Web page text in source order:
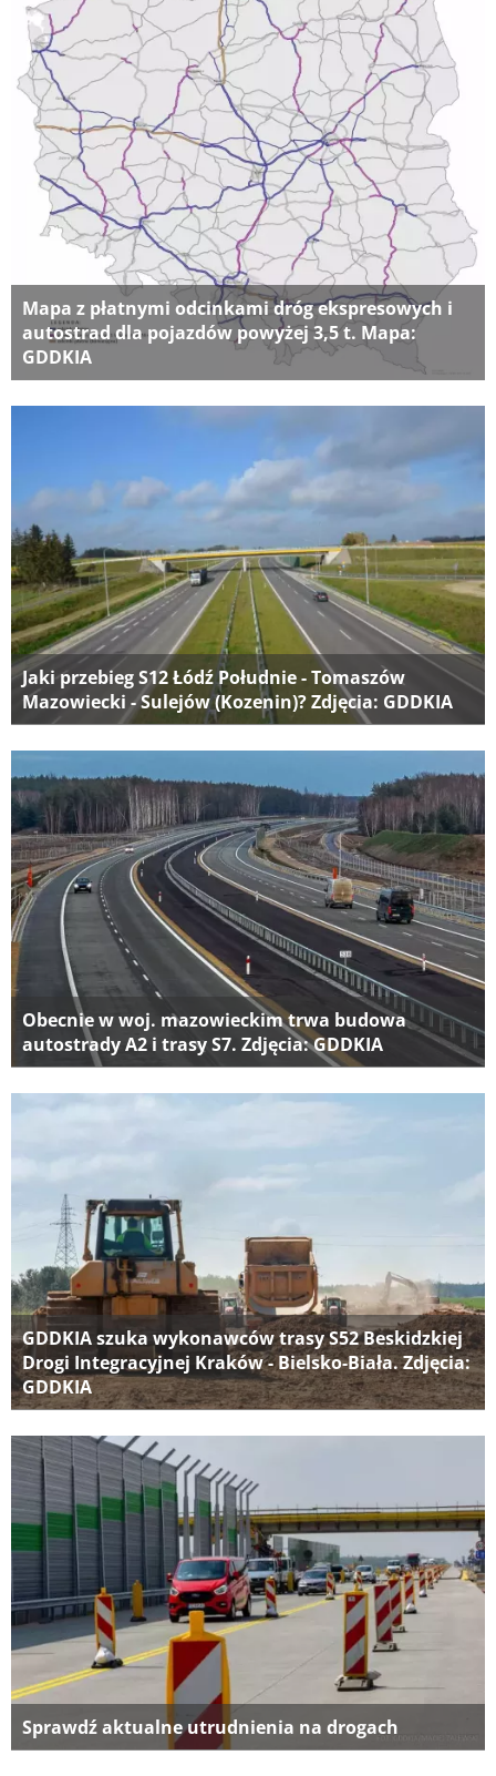
Mapa z płatnymi odcinkami dróg ekspresowych i
autostrad dla pojazdów powyżej 3,5 t. Mapa:
GDDKIA
Jaki przebieg S12 Łódź Południe - Tomaszów
Mazowiecki - Sulejów (Kozenin)? Zdjęcia: GDDKIA
Obecnie w woj. mazowieckim trwa budowa
autostrady A2 i trasy S7. Zdjęcia: GDDKIA
GDDKIA szuka wykonawców trasy S52 Beskidzkiej
Drogi Integracyjnej Kraków - Bielsko-Biała. Zdjęcia:
GDDKIA
Sprawdź aktualne utrudnienia na drogach